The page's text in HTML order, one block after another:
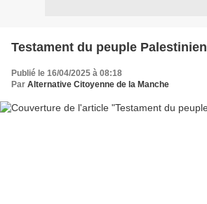
Testament du peuple Palestinien
Publié le 16/04/2025 à 08:18
Par Alternative Citoyenne de la Manche